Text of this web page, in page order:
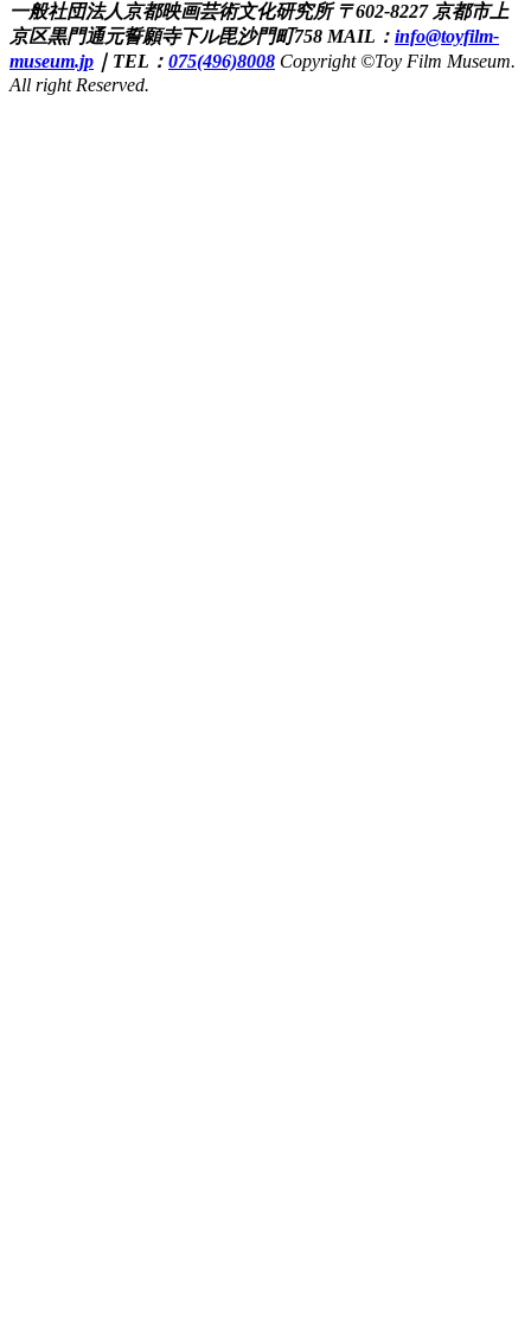
一般社団法人京都映画芸術文化研究所 〒602-8227 京都市上
京区黒門通元誓願寺下ル毘沙門町758 MAIL： info@toyfilm-
museum.jp ｜ TEL： 075(496)8008 Copyright ©Toy Film Museum.
All right Reserved.